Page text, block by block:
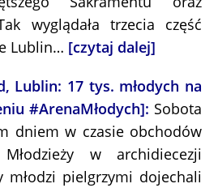
wyglądała trzecia część
Lublin… [czytaj dalej]
Lublin: 17 tys. młodych na
#ArenaMłodych]: Sobota
dniem w czasie obchodów
w archidiecezji
młodzi pielgrzymi dojechali